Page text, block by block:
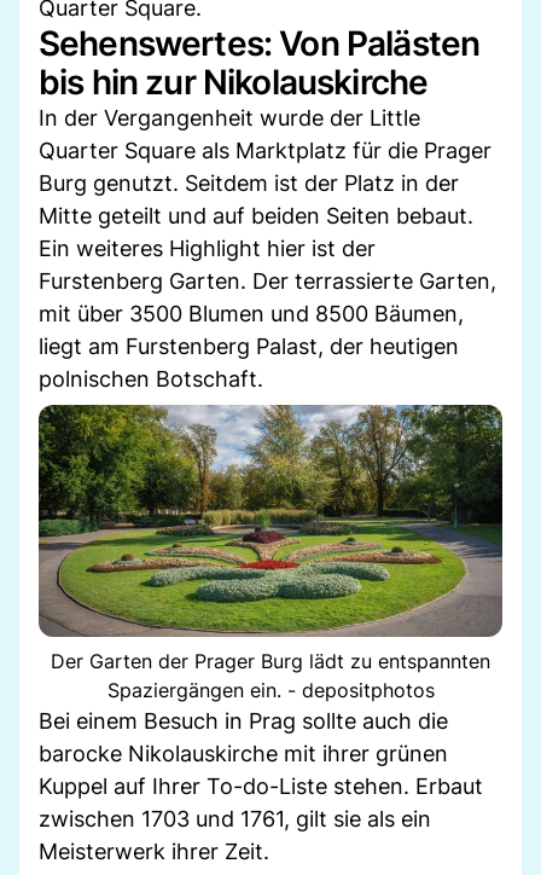
Quarter Square.
Sehenswertes: Von Palästen
bis hin zur Nikolauskirche
In der Vergangenheit wurde der Little
Quarter Square als Marktplatz für die Prager
Burg genutzt. Seitdem ist der Platz in der
Mitte geteilt und auf beiden Seiten bebaut.
Ein weiteres Highlight hier ist der
Furstenberg Garten. Der terrassierte Garten,
mit über 3500 Blumen und 8500 Bäumen,
liegt am Furstenberg Palast, der heutigen
polnischen Botschaft.
Der Garten der Prager Burg lädt zu entspannten
Spaziergängen ein. - depositphotos
Bei einem Besuch in Prag sollte auch die
barocke Nikolauskirche mit ihrer grünen
Kuppel auf Ihrer To-do-Liste stehen. Erbaut
zwischen 1703 und 1761, gilt sie als ein
Meisterwerk ihrer Zeit.